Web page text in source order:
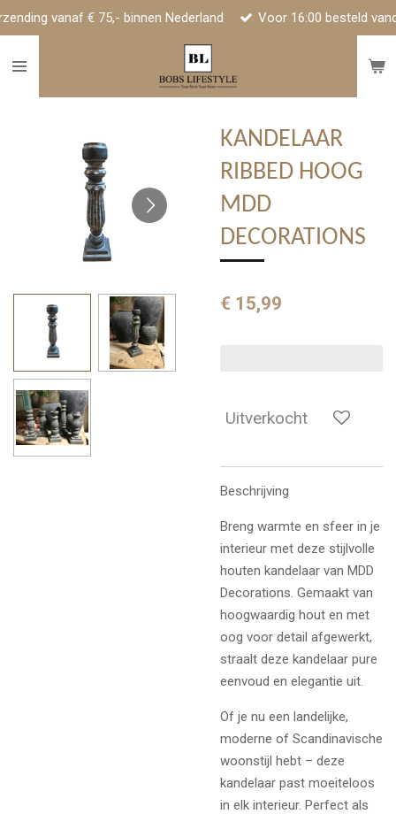
Ga
naar
vanaf € 75,- binnen Nederland Voor 16:00 besteld
KANDELAAR
RIBBED HOOG
MDD
DECORATIONS
€ 15,99
Uitverkocht
Beschrijving
Breng warmte en sfeer in je
interieur met deze stijlvolle
houten kandelaar van MDD
Decorations. Gemaakt van
hoogwaardig hout en met
oog voor detail afgewerkt,
straalt deze kandelaar pure
eenvoud en elegantie uit.
Of je nu een landelijke,
moderne of Scandinavische
woonstijl hebt – deze
kandelaar past moeiteloos
in elk interieur. Perfect als